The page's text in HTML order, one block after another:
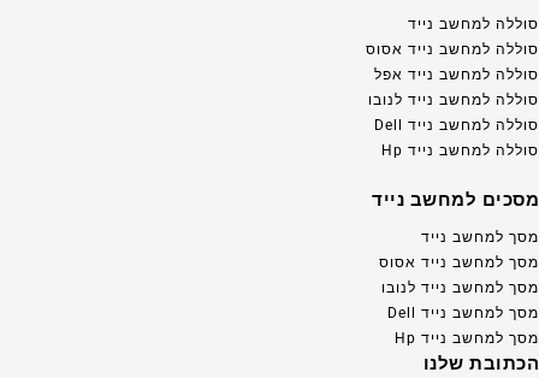
סוללה למחשב נייד
סוללה למחשב נייד אסוס
סוללה למחשב נייד אפל
סוללה למחשב נייד לנובו
סוללה למחשב נייד Dell
סוללה למחשב נייד Hp
מסכים למחשב נייד
מסך למחשב נייד
מסך למחשב נייד אסוס
מסך למחשב נייד לנובו
מסך למחשב נייד Dell
מסך למחשב נייד Hp
הכתובת שלנו